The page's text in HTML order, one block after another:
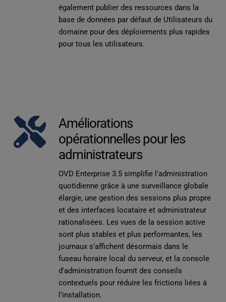
également publier des ressources dans la
base de données par défaut de Utilisateurs du
domaine pour des déploiements plus rapides
pour tous les utilisateurs.
Améliorations
opérationnelles pour les
administrateurs
OVD Enterprise 3.5 simplifie l'administration
quotidienne grâce à une surveillance globale
élargie, une gestion des sessions plus propre
et des interfaces locataire et administrateur
rationalisées. Les vues de la session active
sont plus stables et plus performantes, les
journaux s'affichent désormais dans le
fuseau horaire local du serveur, et la console
d'administration fournit des conseils
contextuels pour réduire les frictions liées à
l'installation.